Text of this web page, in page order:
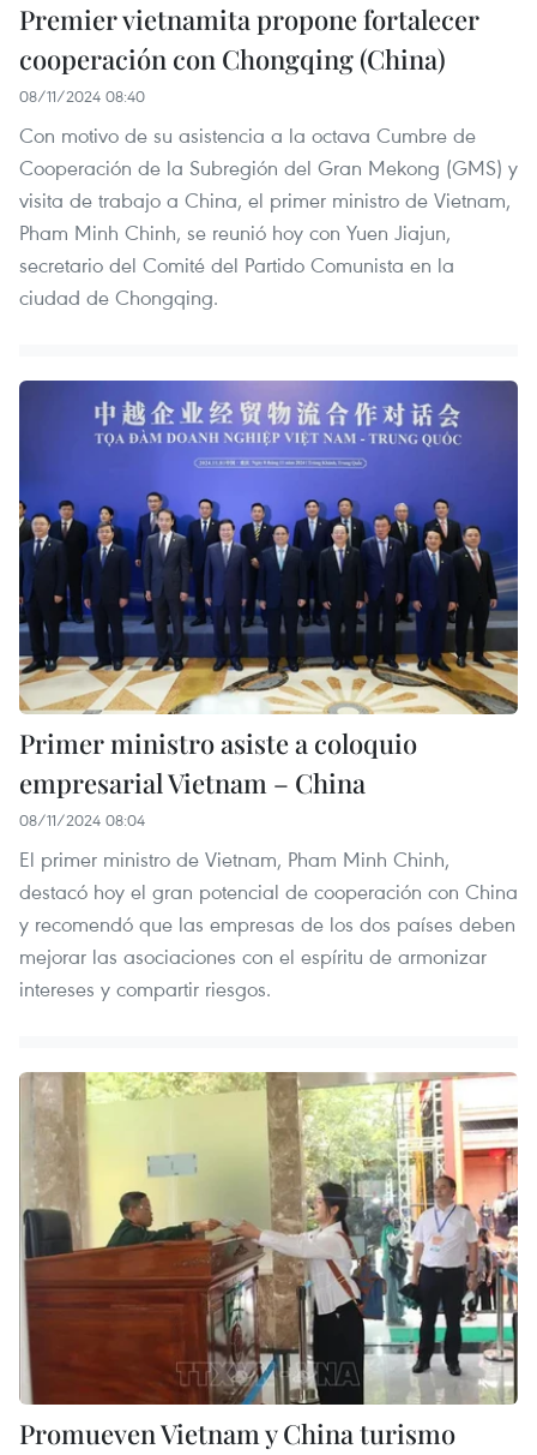
Premier vietnamita propone fortalecer
cooperación con Chongqing (China)
08/11/2024 08:40
Con motivo de su asistencia a la octava Cumbre de
Cooperación de la Subregión del Gran Mekong (GMS) y
visita de trabajo a China, el primer ministro de Vietnam,
Pham Minh Chinh, se reunió hoy con Yuen Jiajun,
secretario del Comité del Partido Comunista en la
ciudad de Chongqing.
Primer ministro asiste a coloquio
empresarial Vietnam – China
08/11/2024 08:04
El primer ministro de Vietnam, Pham Minh Chinh,
destacó hoy el gran potencial de cooperación con China
y recomendó que las empresas de los dos países deben
mejorar las asociaciones con el espíritu de armonizar
intereses y compartir riesgos.
Promueven Vietnam y China turismo